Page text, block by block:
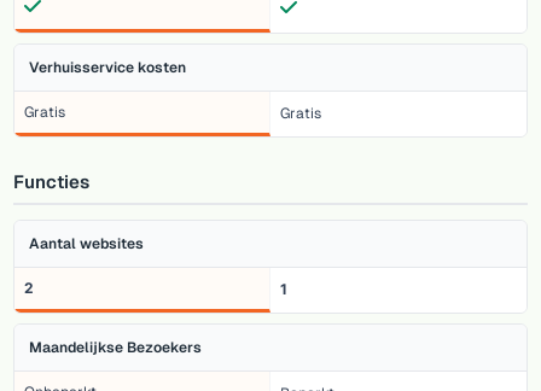
Verhuisservice kosten
Gratis Gratis
Functies
Aantal websites
2 1
Maandelijkse Bezoekers